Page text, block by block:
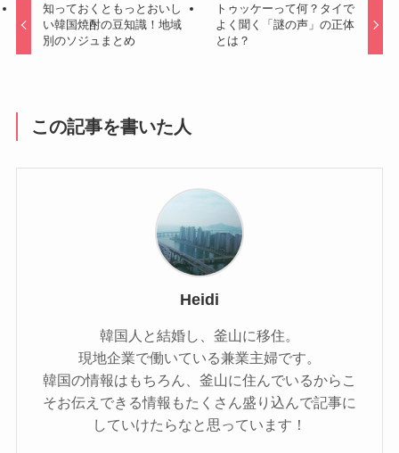
知っておくともっとおいし
い韓国焼酎の豆知識！地域
別のソジュまとめ
トゥッケーって何？タイで
よく聞く「謎の声」の正体
とは？
この記事を書いた人
Heidi
韓国人と結婚し、釜山に移住。
現地企業で働いている兼業主婦です。
韓国の情報はもちろん、釜山に住んでいるからこ
そお伝えできる情報もたくさん盛り込んで記事に
していけたらなと思っています！